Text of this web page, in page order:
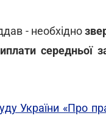
- необхідно
середньої
України «Про